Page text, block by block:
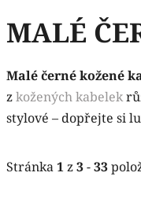
MALÉ
Malé černé kožené
zkožených kabelek
stylové – dopřejte si
Stránka1z3-33